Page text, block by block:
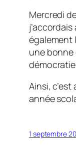
Mercredi
également
une bonne
Ainsi,
année
1 septembre